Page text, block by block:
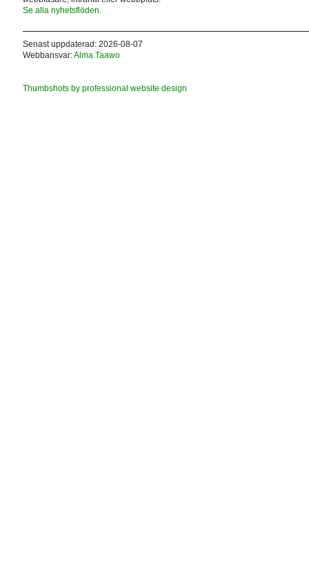
Se alla nyhetsflöden.
Senast uppdaterad: 2026-08-07
Webbansvar:Alma Taawo
Thumbshots by professional website design